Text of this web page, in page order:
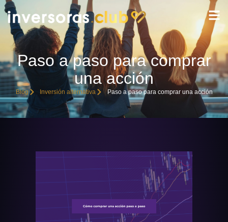
Paso a paso para comprar
una acción
Blog Inversión alternativa Paso a paso para comprar una acción